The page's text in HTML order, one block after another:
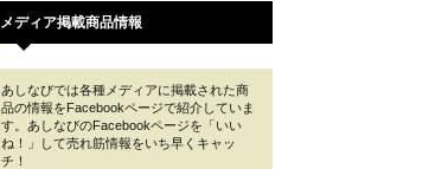
メディア掲載商品情報
あしなびでは各種メディアに掲載された商
品の情報をFacebookページで紹介していま
す。あしなびのFacebookページを「いい
ね！」して売れ筋情報をいち早くキャッ
チ！